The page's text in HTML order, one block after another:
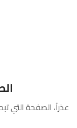
عذراً، الصفحة التي